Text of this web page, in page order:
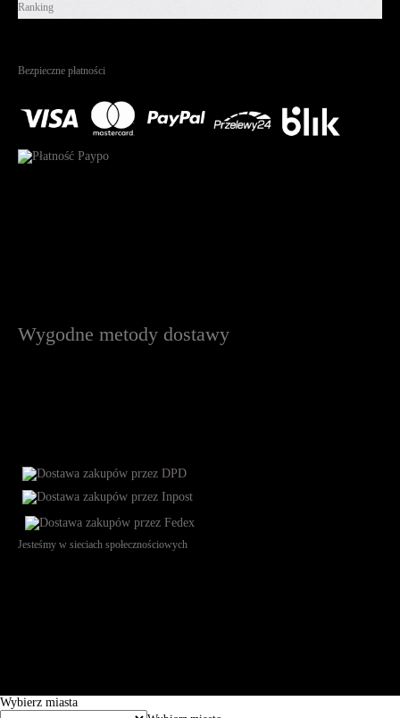
Ranking
Bezpieczne płatności
Wygodne metody dostawy
Jesteśmy w sieciach społecznościowych
Wybierz miasta